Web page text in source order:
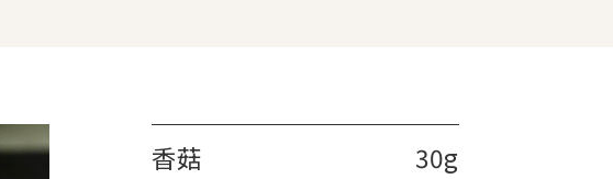
香菇
30g